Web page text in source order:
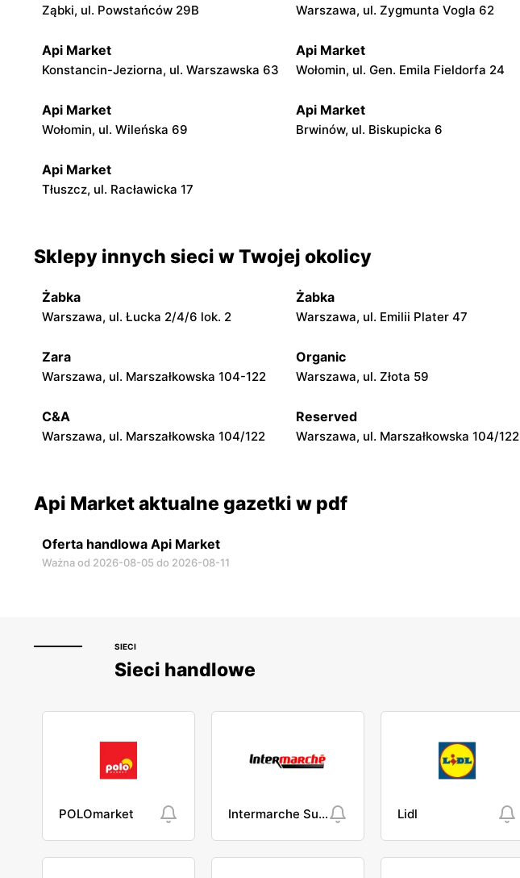
Ząbki, ul. Powstańców 29B Warszawa, ul. Zygmunta Vogla 62
Api Market
Konstancin-Jeziorna, ul. Warszawska 63
Api Market
Wołomin, ul. Gen. Emila Fieldorfa 24
Api Market
Wołomin, ul. Wileńska 69
Api Market
Brwinów, ul. Biskupicka 6
Api Market
Tłuszcz, ul. Racławicka 17
Sklepy innych sieci w Twojej okolicy
Żabka
Warszawa, ul. Łucka 2/4/6 lok. 2
Żabka
Warszawa, ul. Emilii Plater 47
Zara
Warszawa, ul. Marszałkowska 104-122
Organic
Warszawa, ul. Złota 59
C&A
Warszawa, ul. Marszałkowska 104/122
Reserved
Warszawa, ul. Marszałkowska 104/122
Api Market aktualne gazetki w pdf
Oferta handlowa Api Market
Ważna od 2026-08-05 do 2026-08-11
SIECI
Sieci handlowe
POLOmarket Intermarche Super Lidl